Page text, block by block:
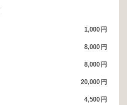
1,000 円
8,000 円
8,000 円
20,000 円
4,500 円